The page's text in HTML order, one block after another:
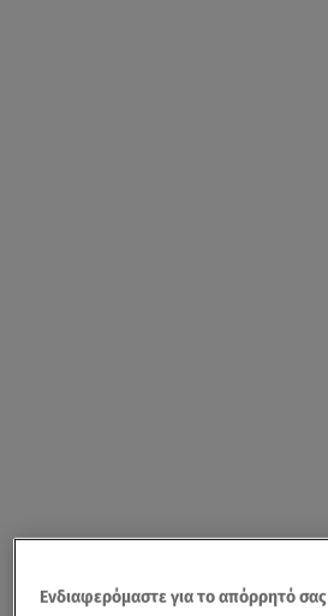
Ενδιαφερόμαστε για το απόρρητό σας